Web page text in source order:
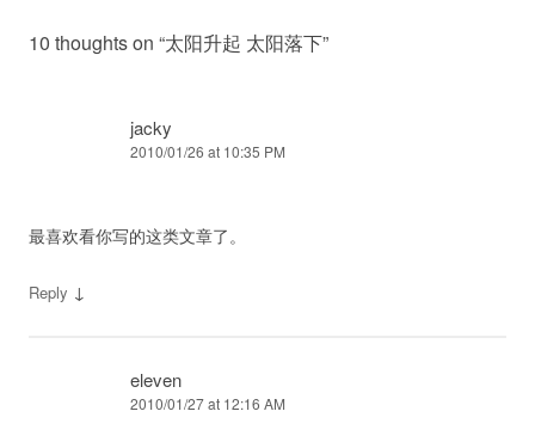
10 thoughts on “太阳升起 太阳落下”
jacky
2010/01/26 at 10:35 PM
最喜欢看你写的这类文章了。
Reply ↓
eleven
2010/01/27 at 12:16 AM